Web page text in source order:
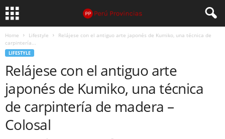
Home Lifestyle
Relájese con el antiguo arte japonés de Kumiko, una técnica de
carpintería...
LIFESTYLE
Relájese con el antiguo arte
japonés de Kumiko, una técnica
de carpintería de madera –
Colosal